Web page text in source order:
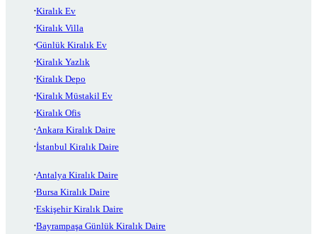
Kiralık Ev
Kiralık Villa
Günlük Kiralık Ev
Kiralık Yazlık
Kiralık Depo
Kiralık Müstakil Ev
Kiralık Ofis
Ankara Kiralık Daire
İstanbul Kiralık Daire
Antalya Kiralık Daire
Bursa Kiralık Daire
Eskişehir Kiralık Daire
Bayrampaşa Günlük Kiralık Daire